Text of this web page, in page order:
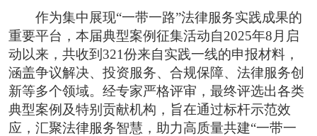
作为集中展现“一带一路”法律服务实践成果的
重要平台，本届典型案例征集活动自2025年8月启
动以来，共收到321份来自实践一线的申报材料，
涵盖争议解决、投资服务、合规保障、法律服务创
新等多个领域。经专家严格评审，最终评选出各类
典型案例及特别贡献机构，旨在通过标杆示范效
应，汇聚法律服务智慧，助力高质量共建“一带一